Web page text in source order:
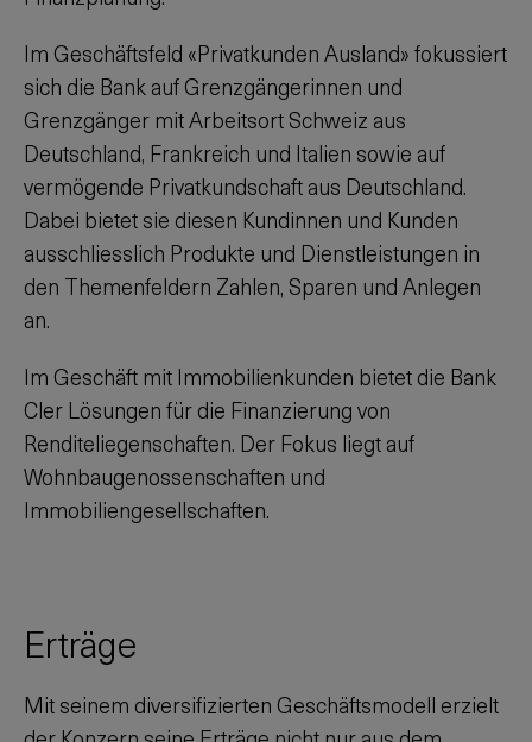
Im Geschäftsfeld «Privatkunden Ausland» fokussiert
sich die Bank auf Grenzgängerinnen und
Grenzgänger mit Arbeitsort Schweiz aus
Deutschland, Frankreich und Italien sowie auf
vermögende Privatkundschaft aus Deutschland.
Dabei bietet sie diesen Kundinnen und Kunden
ausschliesslich Produkte und Dienstleistungen in
den Themenfeldern Zahlen, Sparen und Anlegen
an.
Im Geschäft mit Immobilienkunden bietet die Bank
Cler Lösungen für die Finanzierung von
Renditeliegenschaften. Der Fokus liegt auf
Wohnbaugenossenschaften und
Immobiliengesellschaften.
Erträge
Mit seinem diversifizierten Geschäftsmodell erzielt